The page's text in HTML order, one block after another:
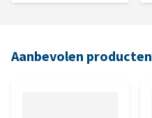
Aanbevolen producten